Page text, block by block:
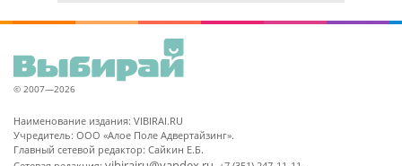
© 2007—2026
Наименование издания: VIBIRAI.RU
Учредитель: ООО «Алое Поле Адвертайзинг».
Главный сетевой редактор: Сайкин Е.Б.